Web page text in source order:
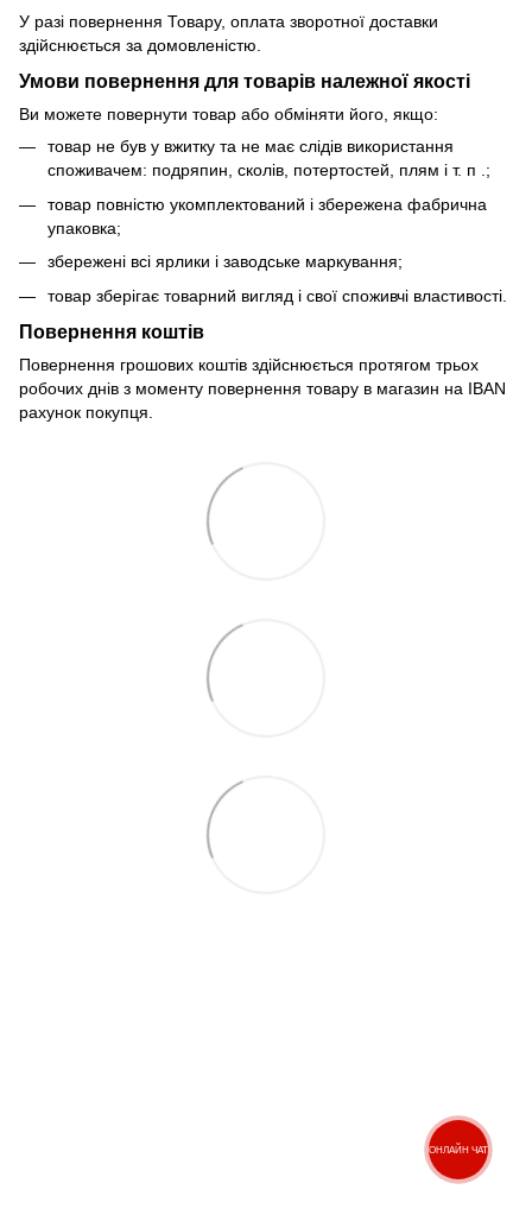
У разі повернення Товару, оплата зворотної доставки
здійснюється за домовленістю.
Умови повернення для товарів належної якості
Ви можете повернути товар або обміняти його, якщо:
товар не був у вжитку та не має слідів використання
споживачем: подряпин, сколів, потертостей, плям і т. п .;
товар повністю укомплектований і збережена фабрична
упаковка;
збережені всі ярлики і заводське маркування;
товар зберігає товарний вигляд і свої споживчі властивості.
Повернення коштів
Повернення грошових коштів здійснюється протягом трьох
робочих днів з моменту повернення товару в магазин на IBAN
рахунок покупця.
© ЕКСПЕРТ-МАРКЕТ – ОФІЦІЙНИЙ ПРЕДСТАВНИК
OUTWELL, EASY CAMP, BRENNENSTUHL, KREATOR,
ОНЛАЙН ЧАТ